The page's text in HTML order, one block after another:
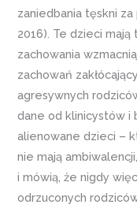
zaniedbania tęskni za
2016). Te dzieci
zachowania
zachowań
agresywnych
dane od klinicystów i
alienowane dzieci –
nie mają
i mówią, że nigdy
odrzuconych